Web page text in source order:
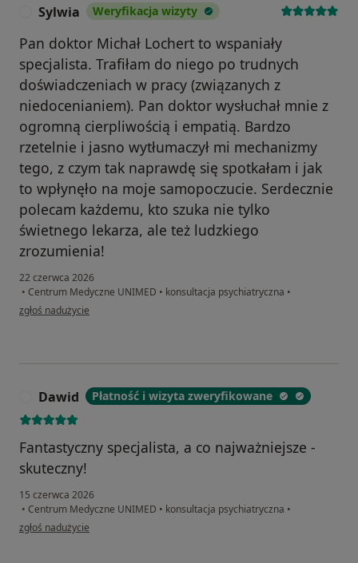
Sylwia Weryfikacja wizyty
Pan doktor Michał Lochert to wspaniały
specjalista. Trafiłam do niego po trudnych
doświadczeniach w pracy (związanych z
niedocenianiem). Pan doktor wysłuchał mnie z
ogromną cierpliwością i empatią. Bardzo
rzetelnie i jasno wytłumaczył mi mechanizmy
tego, z czym tak naprawdę się spotkałam i jak
to wpłynęło na moje samopoczucie. Serdecznie
polecam każdemu, kto szuka nie tylko
świetnego lekarza, ale też ludzkiego
zrozumienia!
22 czerwca 2026
• Centrum Medyczne UNIMED • konsultacja psychiatryczna •
w opinii użytkownika Sylwia
zgłoś nadużycie
Dawid Płatność i wizyta zweryfikowane
Fantastyczny specjalista, a co najważniejsze -
skuteczny!
15 czerwca 2026
• Centrum Medyczne UNIMED • konsultacja psychiatryczna •
w opinii użytkownika Dawid
zgłoś nadużycie